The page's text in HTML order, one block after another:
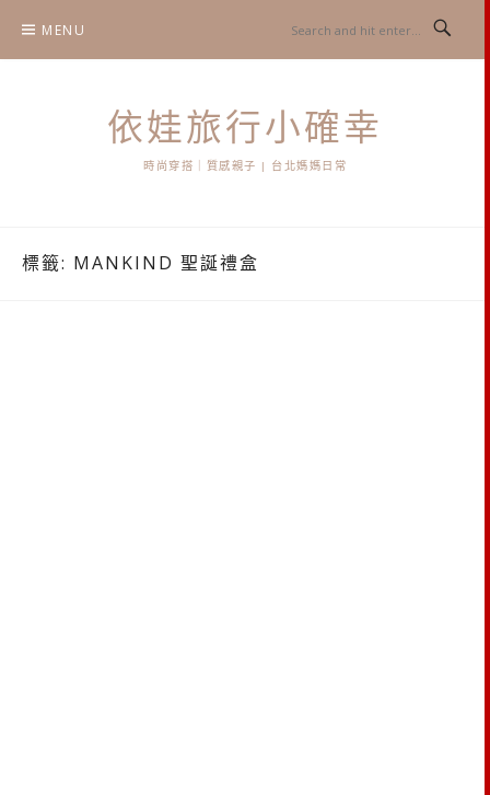
content
MENU
依娃旅行小確幸
時尚穿搭｜質感親子 | 台北媽媽日常
標籤: MANKIND 聖誕禮盒